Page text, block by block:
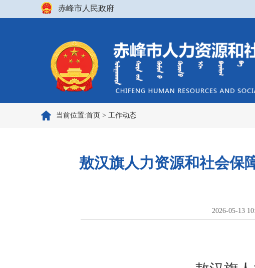
赤峰市人民政府
当前位置:首页 > 工作动态
敖汉旗人力资源和社会保
2026-05-13